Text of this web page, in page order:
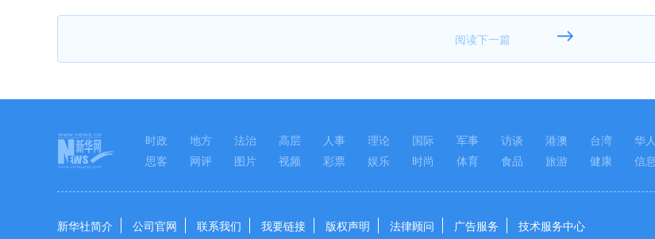
时政 地方 法治 高层 人事 理论 国际 军事 访谈 港澳 台湾 华人
思客
网评 图片 视频 彩票 娱乐 时尚 体育 食品 旅游 健康 信
新华社简介 公司官网 联系我们 我要链接 版权声明 法律顾问 广告服务 技术服务中心